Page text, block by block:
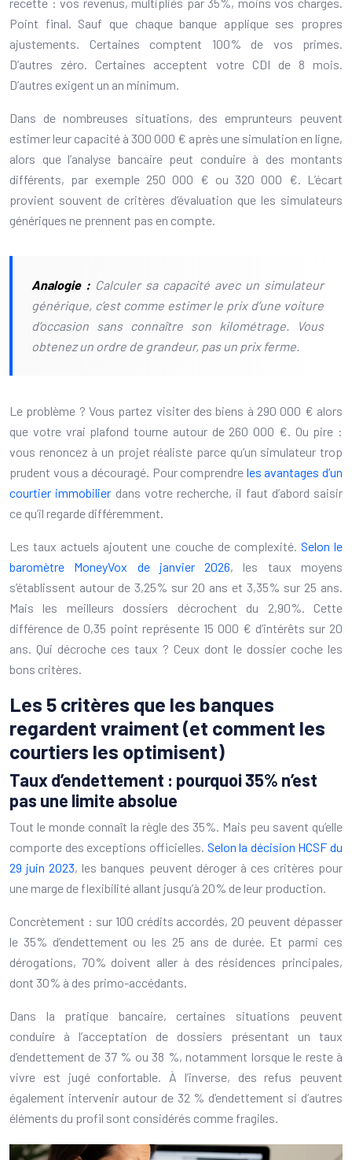
Point final. Sauf que chaque banque applique ses propres
ajustements. Certaines comptent 100% de vos primes.
D’autres zéro. Certaines acceptent votre CDI de 8 mois.
D’autres exigent un an minimum.
Dans de nombreuses situations, des emprunteurs peuvent
estimer leur capacité à 300 000 € après une simulation en ligne,
alors que l’analyse bancaire peut conduire à des montants
différents, par exemple 250 000 € ou 320 000 €. L’écart
provient souvent de critères d’évaluation que les simulateurs
génériques ne prennent pas en compte.
Analogie : Calculer sa capacité avec un simulateur
générique, c’est comme estimer le prix d’une voiture
d’occasion sans connaître son kilométrage. Vous
obtenez un ordre de grandeur, pas un prix ferme.
Le problème ? Vous partez visiter des biens à 290 000 € alors
que votre vrai plafond tourne autour de 260 000 €. Ou pire :
vous renoncez à un projet réaliste parce qu’un simulateur trop
prudent vous a découragé. Pour comprendre les avantages d’un
courtier immobilier dans votre recherche, il faut d’abord saisir
ce qu’il regarde différemment.
Les taux actuels ajoutent une couche de complexité. Selon le
baromètre MoneyVox de janvier 2026, les taux moyens
s’établissent autour de 3,25% sur 20 ans et 3,35% sur 25 ans.
Mais les meilleurs dossiers décrochent du 2,90%. Cette
différence de 0,35 point représente 15 000 € d’intérêts sur 20
ans. Qui décroche ces taux ? Ceux dont le dossier coche les
bons critères.
Les 5 critères que les banques
regardent vraiment (et comment les
courtiers les optimisent)
Taux d’endettement : pourquoi 35% n’est
pas une limite absolue
Tout le monde connaît la règle des 35%. Mais peu savent qu’elle
comporte des exceptions officielles. Selon la décision HCSF du
29 juin 2023, les banques peuvent déroger à ces critères pour
une marge de flexibilité allant jusqu’à 20% de leur production.
Concrètement : sur 100 crédits accordés, 20 peuvent dépasser
le 35% d’endettement ou les 25 ans de durée. Et parmi ces
dérogations, 70% doivent aller à des résidences principales,
dont 30% à des primo-accédants.
Dans la pratique bancaire, certaines situations peuvent
conduire à l’acceptation de dossiers présentant un taux
d’endettement de 37 % ou 38 %, notamment lorsque le reste à
vivre est jugé confortable. À l’inverse, des refus peuvent
également intervenir autour de 32 % d’endettement si d’autres
éléments du profil sont considérés comme fragiles.